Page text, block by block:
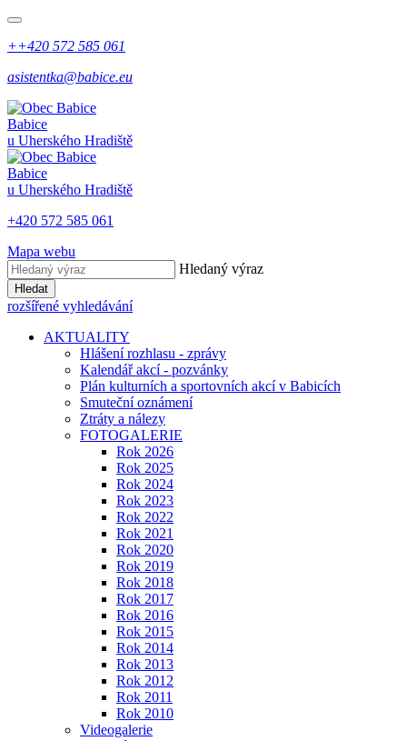
++420 572 585 061
asistentka@babice.eu
Babice
u Uherského Hradiště
Babice
u Uherského Hradiště
+420 572 585 061
Mapa webu
Hledaný výraz
Hledat
rozšířené vyhledávání
AKTUALITY
Hlášení rozhlasu - zprávy
Kalendář akcí - pozvánky
Plán kulturních a sportovních akcí v Babicích
Smuteční oznámení
Ztráty a nálezy
FOTOGALERIE
Rok 2026
Rok 2025
Rok 2024
Rok 2023
Rok 2022
Rok 2021
Rok 2020
Rok 2019
Rok 2018
Rok 2017
Rok 2016
Rok 2015
Rok 2014
Rok 2013
Rok 2012
Rok 2011
Rok 2010
Videogalerie